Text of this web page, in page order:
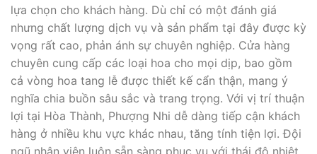
lựa chọn cho khách hàng. Dù chỉ có một đánh giá
nhưng chất lượng dịch vụ và sản phẩm tại đây được kỳ
vọng rất cao, phản ánh sự chuyên nghiệp. Cửa hàng
chuyên cung cấp các loại hoa cho mọi dịp, bao gồm
cả vòng hoa tang lễ được thiết kế cẩn thận, mang ý
nghĩa chia buồn sâu sắc và trang trọng. Với vị trí thuận
lợi tại Hòa Thành, Phượng Nhi dễ dàng tiếp cận khách
hàng ở nhiều khu vực khác nhau, tăng tính tiện lợi. Đội
ngũ nhân viên luôn sẵn sàng phục vụ với thái độ nhiệt